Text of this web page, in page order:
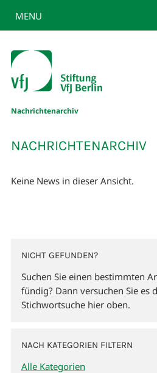
MENU
Nachrichtenarchiv
NACHRICHTENARCHIV
Keine News in dieser Ansicht.
NICHT GEFUNDEN?
Suchen Sie einen bestimmten
fündig? Dann versuchen Sie es
Stichwortsuche hier oben.
NACH KATEGORIEN FILTERN
Alle Kategorien